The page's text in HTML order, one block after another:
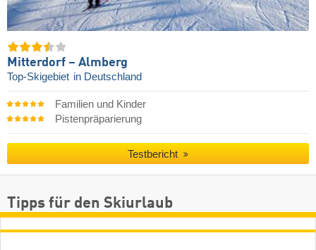
Mitterdorf – Almberg
Top-Skigebiet in Deutschland
Familien und Kinder
Pistenpräparierung
Testbericht
Tipps für den Skiurlaub